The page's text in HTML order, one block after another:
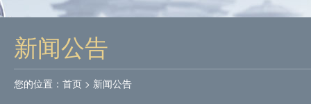
网易游戏
我的足迹：
新闻公告
您的位置： 首页 > 新闻公告